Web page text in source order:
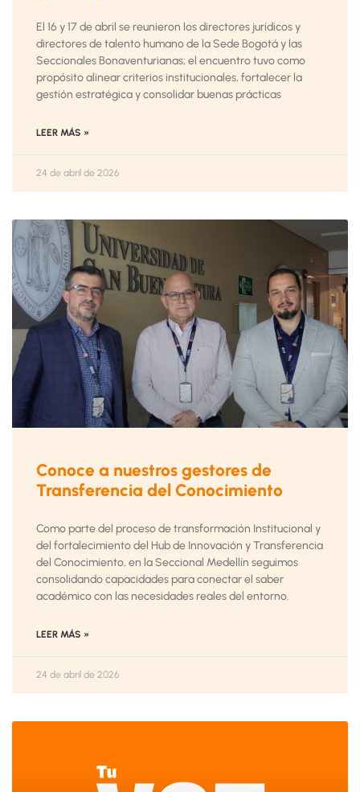
El 16 y 17 de abril se reunieron los directores jurídicos y
directores de talento humano de la Sede Bogotá y las
Seccionales Bonaventurianas; el encuentro tuvo como
propósito alinear criterios institucionales, fortalecer la
gestión estratégica y consolidar buenas prácticas
LEER MÁS »
24 de abril de 2026
Conoce a nuestros gestores de
Transferencia del Conocimiento
Como parte del proceso de transformación Institucional y
del fortalecimiento del Hub de Innovación y Transferencia
del Conocimiento, en la Seccional Medellín seguimos
consolidando capacidades para conectar el saber
académico con las necesidades reales del entorno.
LEER MÁS »
24 de abril de 2026